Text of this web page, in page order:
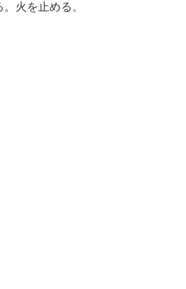
火を止める。